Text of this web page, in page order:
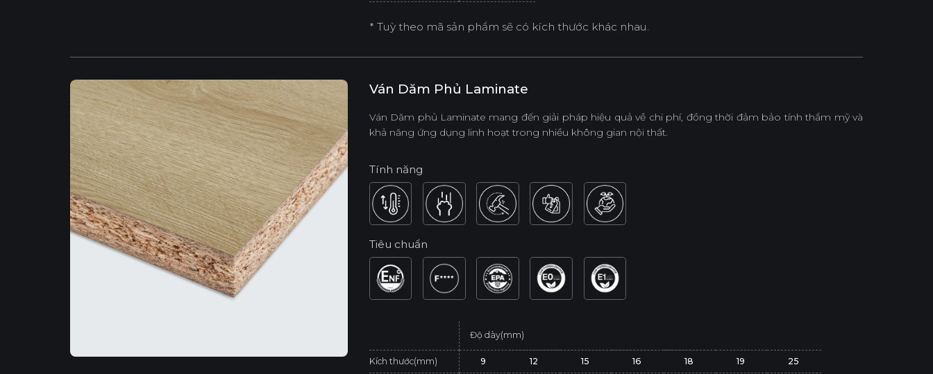
* Tuỳ theo mã sản phẩm sẽ có kích thước khác nhau.
Ván Dăm Phủ Laminate
Ván Dăm phủ Laminate mang đến giải pháp hiệu quả về chi phí, đồng thời đảm bảo tính thẩm mỹ và
khả năng ứng dụng linh hoạt trong nhiều không gian nội thất.
Tính năng
Tiêu chuẩn
Độ dày(mm)
Kích thước(mm) 9 12 15 16 18 19 25